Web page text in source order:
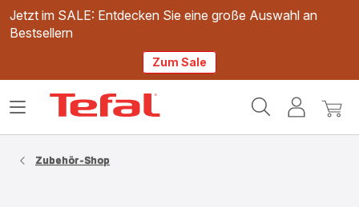
Jetzt im SALE: Entdecken Sie eine große Auswahl an
Bestsellern
Zum Sale
Mein
Mein
Das
Zubehör-Shop